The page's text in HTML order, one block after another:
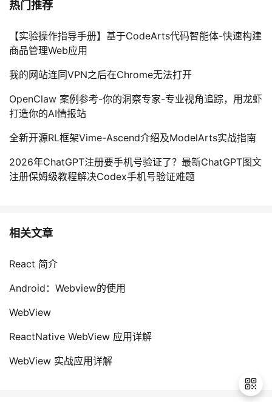
热门推荐
【实验操作指导手册】基于CodeArts代码智能体-快速构建
商品管理Web应用
我的网站连同VPN之后在Chrome无法打开
OpenClaw 案例参考-你的洞察专家-专业视角追踪，用龙虾
打造你的AI情报站
全新开源RL框架Vime-Ascend介绍及ModelArts实战指南
2026年ChatGPT注册要手机号验证了？最新ChatGPT图文
注册保姆级教程解决Codex手机号验证难题
相关文章
React 简介
Android：Webview的使用
WebView
ReactNative WebView 应用详解
WebView 实战应用详解